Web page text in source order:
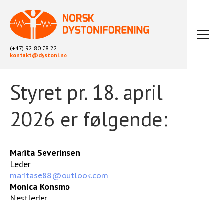
(+47) 92 80 78 22
kontakt@dystoni.no
HJEM
ARTIKLER
LOKALLAG
KONTAKT
KALENDER
Styret pr. 18. april
2026 er følgende:
Marita Severinsen
Leder
maritase88@outlook.com
Monica Konsmo